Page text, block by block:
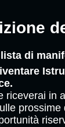
di
riceverai in
prossime